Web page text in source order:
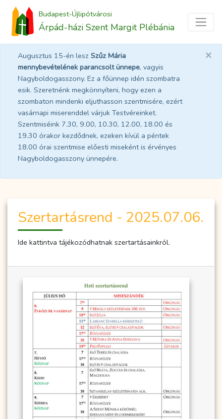
Budapest-Újlipótvárosi
Árpád-házi Szent Margit Plébánia
Augusztus 15-én lesz Szűz Mária
mennybevételének parancsolt ünnepe, vagyis
Nagyboldogasszony. Ez a főünnep idén szombatra
esik. Szeretnénk megkönnyíteni, hogy ezen a
szombaton mindenki eljuthasson szentmisére, ezért
vasárnapi miserenddel várjuk Testvéreinket.
Szentmiséink 7.30, 9.00, 10.30, 12.00, 18.00 és
19.30 órakor kezdődnek, ezeken kívül a péntek
18.00 órai szentmise előesti miseként is érvényes
Nagyboldogasszony ünnepére.
×
Szertartásrend - 2025.07.06.
Ide kattintva tájékozódhatnak szertartásainkról.